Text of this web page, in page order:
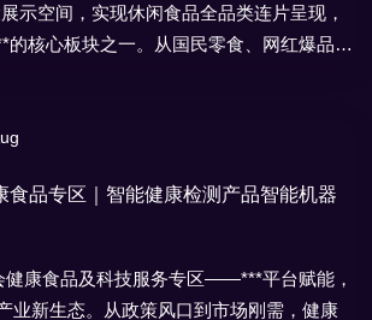
示空间，实现休闲食品全品类连片呈现，
的核心板块之一。从国民零食、网红爆品到
食品专区｜智能健康检测产品智能机器
健康食品及科技服务专区——***平台赋能，
业新生态。从政策风口到市场刚需，健康